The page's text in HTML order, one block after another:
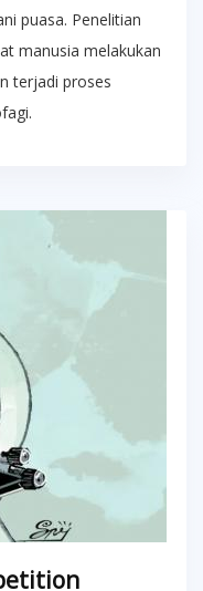
puasa. Penelitian
manusia melakukan
terjadi proses